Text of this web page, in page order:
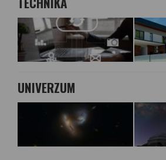
UNIVERZUM